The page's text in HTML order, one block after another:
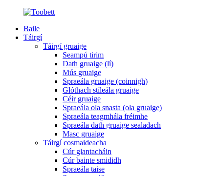
Baile
Táirgí
Táirgí gruaige
Seampú tirim
Dath gruaige (lí)
Mús gruaige
Spraeála gruaige (coinnigh)
Glóthach stíleála gruaige
Céir gruaige
Spraeála ola snasta (ola gruaige)
Spraeála teagmhála fréimhe
Spraeála dath gruaige sealadach
Masc gruaige
Táirgí cosmaideacha
Cúr glantacháin
Cúr bainte smididh
Spraeála taise